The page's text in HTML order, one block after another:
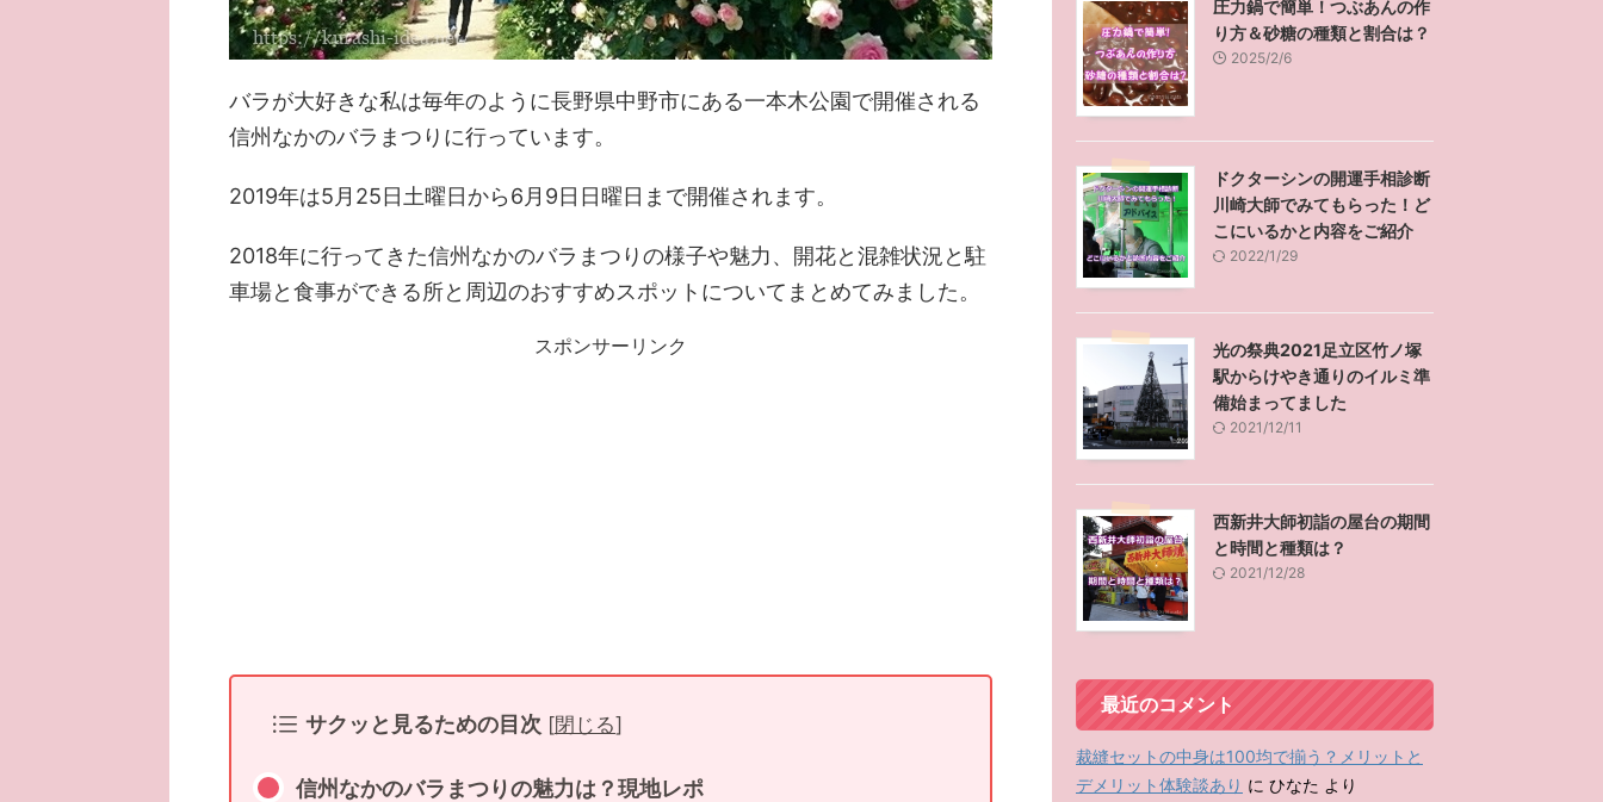
バラが大好きな私は毎年のように長野県中野市にある一本木公園で開催される
信州なかのバラまつりに行っています。
2019年は5月25日土曜日から6月9日日曜日まで開催されます。
2018年に行ってきた信州なかのバラまつりの様子や魅力、開花と混雑状況と駐
車場と食事ができる所と周辺のおすすめスポットについてまとめてみました。
スポンサーリンク
サクッと見るための目次 [閉じる]
信州なかのバラまつりの魅力は？現地レポ
圧力鍋で簡単！つぶあんの作
り方＆砂糖の種類と割合は？
2025/2/6
ドクターシンの開運手相診断
川崎大師でみてもらった！ど
こにいるかと内容をご紹介
2022/1/29
光の祭典2021足立区竹ノ塚
駅からけやき通りのイルミ準
備始まってました
2021/12/11
西新井大師初詣の屋台の期間
と時間と種類は？
2021/12/28
最近のコメント
裁縫セットの中身は100均で揃う？メリットと
デメリット体験談あり に ひなた より